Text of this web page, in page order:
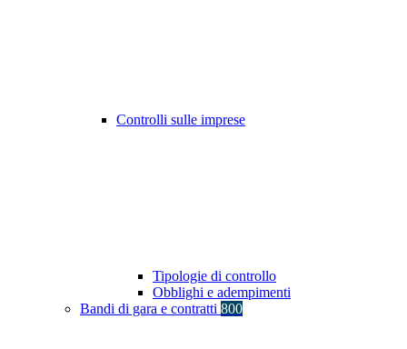
Controlli sulle imprese
Tipologie di controllo
Obblighi e adempimenti
Bandi di gara e contratti 800